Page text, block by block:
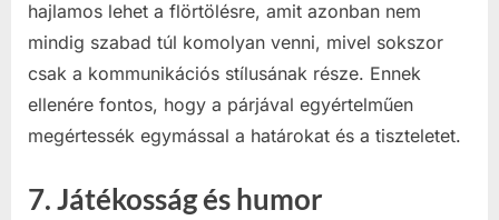
hajlamos lehet a flörtölésre, amit azonban nem
mindig szabad túl komolyan venni, mivel sokszor
csak a kommunikációs stílusának része. Ennek
ellenére fontos, hogy a párjával egyértelműen
megértessék egymással a határokat és a tiszteletet.
7.Játékosság és humor